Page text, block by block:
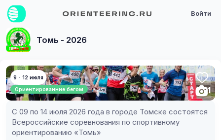
Войти
Томь - 2026
9 - 12 июля
Ориентированние бегом
1
С 09 по 14 июля 2026 года в городе Томске состоятся
Всероссийские соревнования по спортивному
ориентированию «Томь»